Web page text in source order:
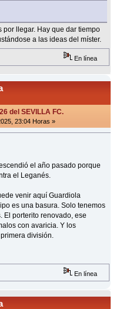
por llegar. Hay que dar tiempo
a las ideas del míster.
En línea
del SEVILLA FC.
23:04 Horas »
el año pasado porque
el Leganés.
venir aquí Guardiola
es una basura. Solo tenemos
El porterito renovado, ese
con avaricia. Y los
división.
En línea